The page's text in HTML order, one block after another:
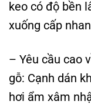
keo có độ bền
xuống cấp
– Yêu cầu cao
gỗ: Cạnh dán
hơi ẩm xâm